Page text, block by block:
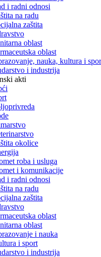
i radni odnosi
na radu
zaštita
oblast
oblast
nauka, kultura i
i industrija
akti
okolice
roba i usluga
i komunikacije
i radni odnosi
na radu
zaštita
oblast
oblast
i nauka
i sport
i industrija